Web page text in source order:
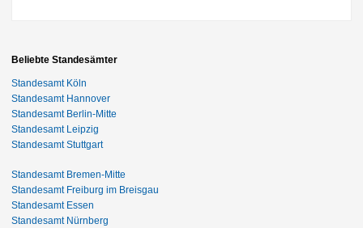
Beliebte Standesämter
Standesamt Köln
Standesamt Hannover
Standesamt Berlin-Mitte
Standesamt Leipzig
Standesamt Stuttgart
Standesamt Bremen-Mitte
Standesamt Freiburg im Breisgau
Standesamt Essen
Standesamt Nürnberg